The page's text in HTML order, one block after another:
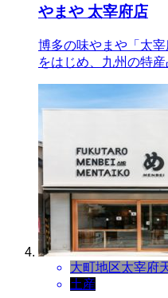
やまや 太宰府店
博多の味やまや「太
をはじめ、九州の特
大町地区太宰府
土産